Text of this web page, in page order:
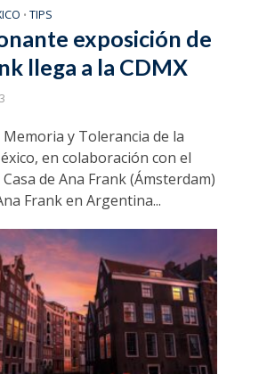
• TIPS
exposición de
llega a la CDMX
Memoria y Tolerancia de la
en colaboración con el
de Ana Frank (Ámsterdam)
Frank en Argentina...